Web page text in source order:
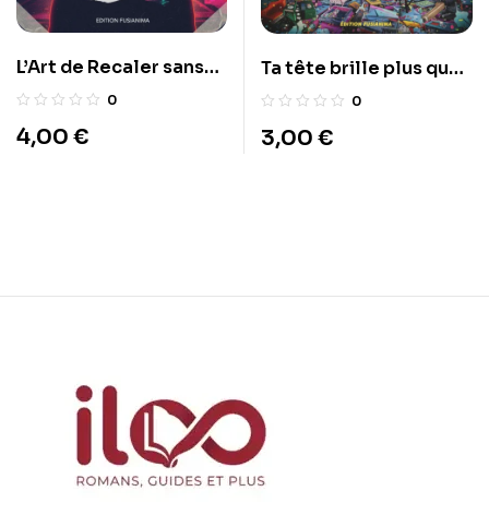
L’Art de Recaler sans
Savoir Lire0
4,00 €
Ta tête brille plus que
ton avenir0
3,00 €